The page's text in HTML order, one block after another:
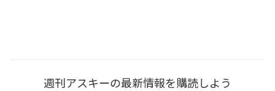
週刊アスキーの最新情報を購読しよう